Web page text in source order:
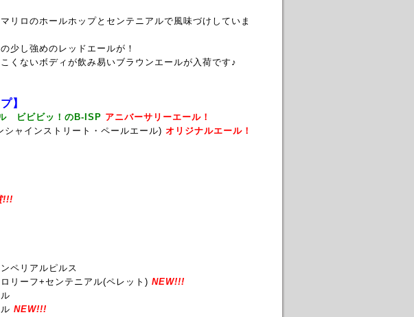
リロのホールホップとセンテニアルで風味づけしていま
少し強めのレッドエールが！
くないボディが飲み易いブラウンエールが入荷です♪
】
ビビビッ！のB-ISP アニバーサリーエール！
ャインストリート・ペールエール) オリジナルエール！
!!!
ペリアルピルス
リーフ+センテニアル(ペレット) NEW!!!
NEW!!!